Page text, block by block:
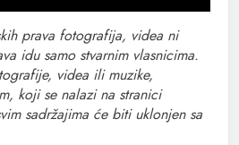
prava fotografija, videa ni
idu samo stvarnim vlasnicima.
videa ili muzike,
koji se nalazi na stranici
sadržajima će biti uklonjen sa